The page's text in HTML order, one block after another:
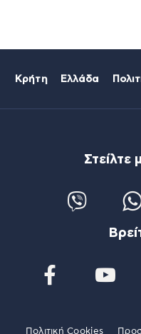
Κρήτη Ελλάδα
Στείλτε
Πολιτική Cookies